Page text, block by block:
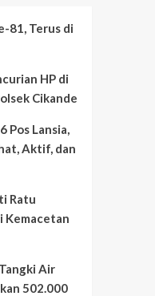
81, Terus di
HP di
Cikande
Pos Lansia,
Aktif, dan
Ratu
Kemacetan
Air
502.000